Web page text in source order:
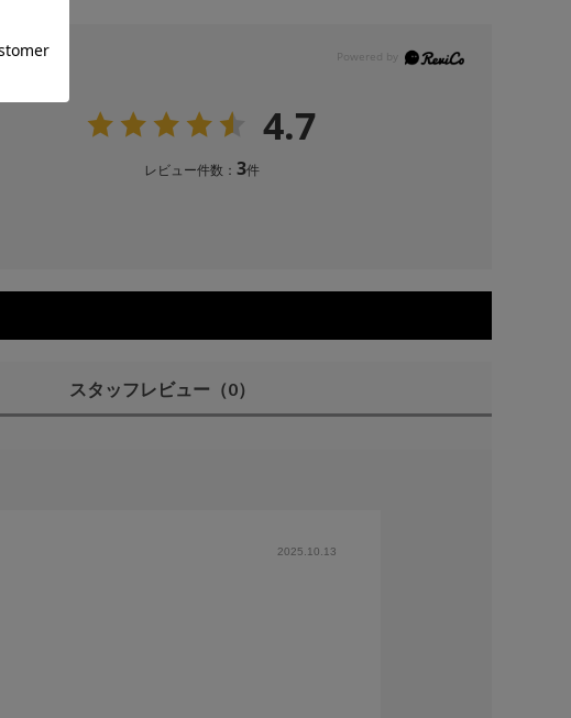
4.7
レビュー件数： 3件
スタッフレビュー （0）
2025.10.13